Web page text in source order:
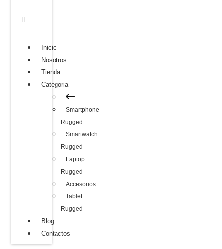
Inicio
Nosotros
Tienda
Categoria
Smartphone
Rugged
Smartwatch
Rugged
Laptop
Rugged
Accesorios
Tablet
Rugged
Blog
Contactos